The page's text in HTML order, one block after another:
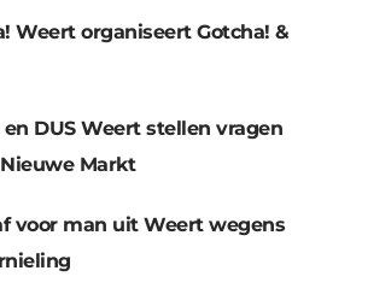
Weert organiseert Gotcha! &
en DUS Weert stellen vragen
Markt
voor man uit Weert wegens